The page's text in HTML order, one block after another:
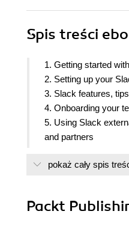
Spis treści
1. Getting started
2. Setting up your
3. Slack features,
4. Onboarding your
5. Using Slack
and partners
7. Integrating your
10. Building Your Own
pokaż cały spis
Packt